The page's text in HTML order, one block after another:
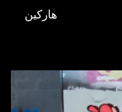
هاركين